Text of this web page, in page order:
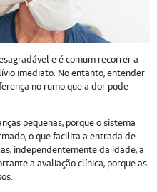
e é comum recorrer a
imediato. No entanto, entender
no rumo que a dor pode
pequenas, porque o sistema
o que facilita a entrada de
independentemente da idade, a
a avaliação clínica, porque as